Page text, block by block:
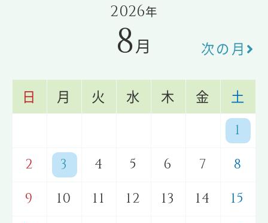
2026年
8月 次の月
日 月 火 水 木 金 土
1
2
3 4 5 6 7
8
9
10 11 12 13 14
15